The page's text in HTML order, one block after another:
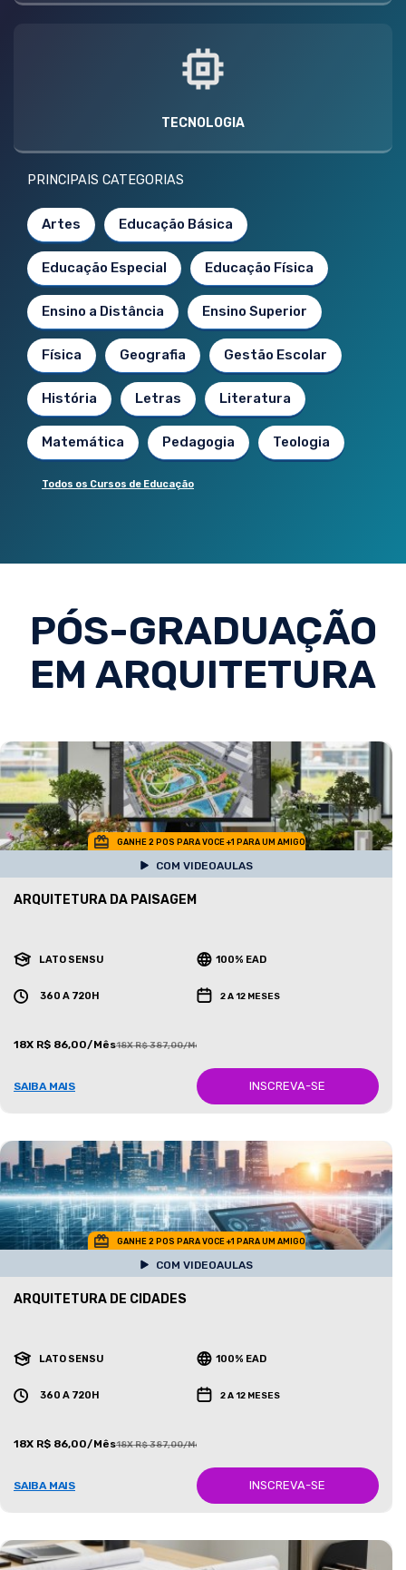
TECNOLOGIA
PRINCIPAIS CATEGORIAS
Artes Educação Básica
Educação Especial Educação Física
Ensino a Distância Ensino Superior
Física Geografia Gestão Escolar
História Letras Literatura
Matemática Pedagogia Teologia
Todos os Cursos de Educação
PÓS-GRADUAÇÃO
EM ARQUITETURA
GANHE 2 POS PARA VOCE +1 PARA UM AMIGO
COM VIDEOAULAS
ARQUITETURA DA PAISAGEM
LATO SENSU 100% EAD
360 A 720H 2 A 12 MESES
18X R$ 86,00/Mês18X R$ 387,00/Mês
SAIBA MAIS INSCREVA-SE
GANHE 2 POS PARA VOCE +1 PARA UM AMIGO
COM VIDEOAULAS
ARQUITETURA DE CIDADES
LATO SENSU 100% EAD
360 A 720H 2 A 12 MESES
18X R$ 86,00/Mês18X R$ 387,00/Mês
SAIBA MAIS INSCREVA-SE